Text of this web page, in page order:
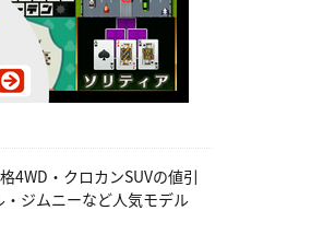
4WD・クロカンSUVの値引
ジムニーなど人気モデル